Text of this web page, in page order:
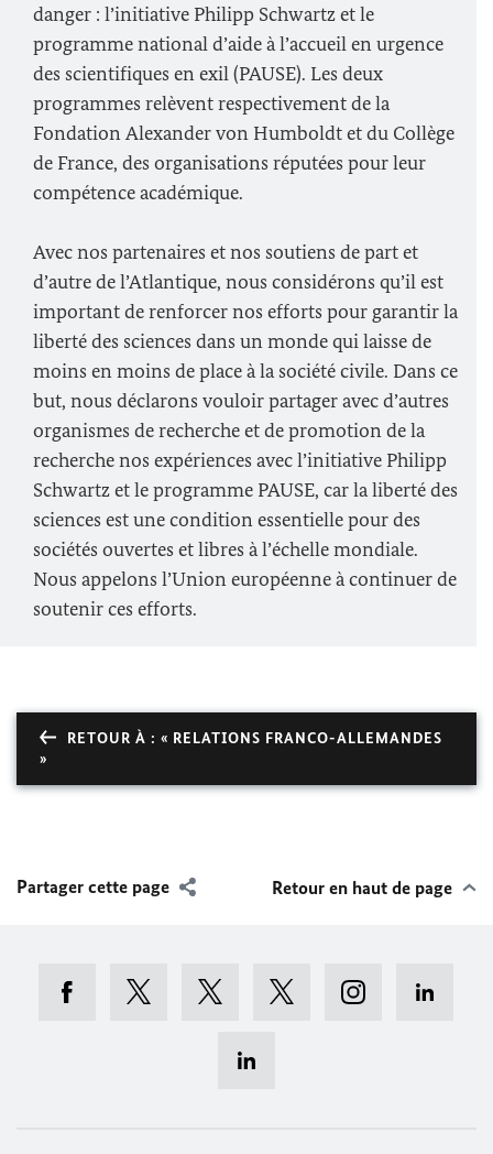
danger : l’initiative Philipp Schwartz et le
programme national d’aide à l’accueil en urgence
des scientifiques en exil (PAUSE). Les deux
programmes relèvent respectivement de la
FondationAlexander von Humboldtet du Collège
de France, des organisations réputées pour leur
compétence académique.
Avec nos partenaires et nos soutiens de part et
d’autre de l’Atlantique, nous considérons qu’il est
important de renforcer nos efforts pour garantir la
liberté des sciences dans un monde qui laisse de
moins en moins de place à la société civile. Dans ce
but, nous déclarons vouloir partager avec d’autres
organismes de recherche et de promotion de la
recherche nos expériences avec l’initiative Philipp
Schwartz et le programme PAUSE, car la liberté des
sciences est une condition essentielle pour des
sociétés ouvertes et libres à l’échelle mondiale.
Nous appelons l’Union européenne à continuer de
soutenir ces efforts.
RETOUR À : « RELATIONS FRANCO-ALLEMANDES
»
Partager cette page Retour en haut de page